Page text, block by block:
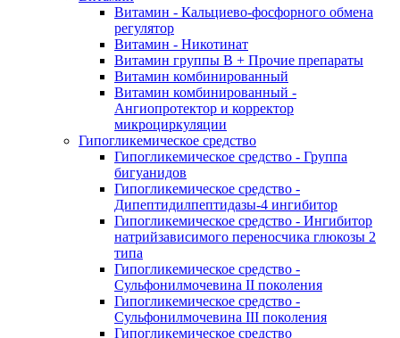
Витамин - Кальциево-фосфорного обмена
регулятор
Витамин - Никотинат
Витамин группы B + Прочие препараты
Витамин комбинированный
Витамин комбинированный -
Ангиопротектор и корректор
микроциркуляции
Гипогликемическое средство
Гипогликемическое средство - Группа
бигуанидов
Гипогликемическое средство -
Дипептидилпептидазы-4 ингибитор
Гипогликемическое средство - Ингибитор
натрийзависимого переносчика глюкозы 2
типа
Гипогликемическое средство -
Сульфонилмочевина II поколения
Гипогликемическое средство -
Сульфонилмочевина III поколения
Гипогликемическое средство